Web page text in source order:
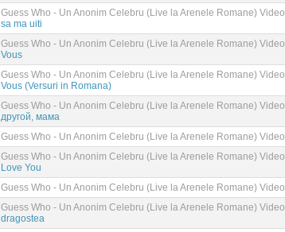
Guess Who - Un Anonim Celebru (Live la Arenele Romane) Video
sa ma uiti
Guess Who - Un Anonim Celebru (Live la Arenele Romane) Video
Vous
Guess Who - Un Anonim Celebru (Live la Arenele Romane) Video
Vous (Versuri in Romana)
Guess Who - Un Anonim Celebru (Live la Arenele Romane) Video
другой, мама
Guess Who - Un Anonim Celebru (Live la Arenele Romane) Video
Guess Who - Un Anonim Celebru (Live la Arenele Romane) Video
Love You
Guess Who - Un Anonim Celebru (Live la Arenele Romane) Video
Guess Who - Un Anonim Celebru (Live la Arenele Romane) Video
dragostea